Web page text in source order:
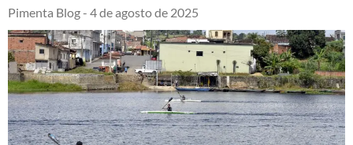
Pimenta Blog - 4 de agosto de 2025